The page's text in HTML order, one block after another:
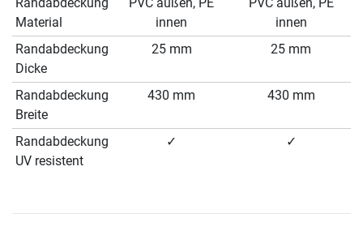
Material
innen
innen
Randabdeckung
Dicke
25 mm 25 mm
Randabdeckung
Breite
430 mm 430 mm
Randabdeckung
UV resistent
✓ ✓